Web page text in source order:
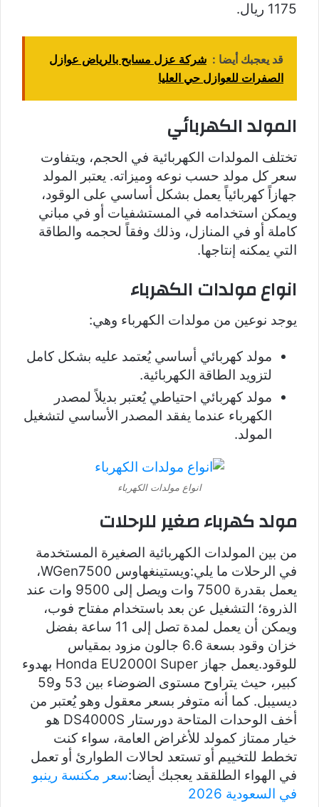
1175 ريال.
قد يعجبك أيضا : شركة عزل مسابح بالرياض عوازل
الصفرات للعوازل حي العليا
المولد الكهربائي
تختلف المولدات الكهربائية في الحجم، ويتفاوت
سعر كل مولد حسب نوعه وميزاته. يعتبر المولد
جهازاً كهربائياً يعمل بشكل أساسي على الوقود،
ويمكن استخدامه في المستشفيات أو في مباني
كاملة أو في المنازل، وذلك وفقاً لحجمه والطاقة
التي يمكنه إنتاجها.
انواع مولدات الكهرباء
يوجد نوعين من مولدات الكهرباء وهي:
مولد كهربائي أساسي يُعتمد عليه بشكل كامل
لتزويد الطاقة الكهربائية.
مولد كهربائي احتياطي يُعتبر بديلاً لمصدر
الكهرباء عندما يفقد المصدر الأساسي لتشغيل
المولد.
انواع مولدات الكهرباء
مولد كهرباء صغير للرحلات
من بين المولدات الكهربائية الصغيرة المستخدمة
في الرحلات ما يلي:ويستينغهاوس WGen7500،
يعمل بقدرة 7500 وات ويصل إلى 9500 وات عند
الذروة؛ التشغيل عن بعد باستخدام مفتاح فوب،
ويمكن أن يعمل لمدة تصل إلى 11 ساعة بفضل
خزان وقود بسعة 6.6 جالون مزود بمقياس
للوقود.يعمل جهاز Honda EU2000I Super بهدوء
كبير، حيث يتراوح مستوى الضوضاء بين 53 و59
ديسيبل. كما أنه متوفر بسعر معقول وهو يُعتبر من
أخف الوحدات المتاحة دورستار DS4000S هو
خيار ممتاز كمولد للأغراض العامة، سواء كنت
تخطط للتخييم أو تستعد لحالات الطوارئ أو تعمل
في الهواء الطلققد يعجبك أيضا:سعر مكنسة رينبو
في السعودية 2026